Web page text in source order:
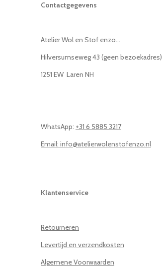
Contactgegevens
Atelier Wol en Stof enzo...
Hilversumseweg 43 (geen bezoekadres)
1251 EW Laren NH
WhatsApp: +31 6 5885 3217
Email: info@atelierwolenstofenzo.nl
Klantenservice
Retourneren
Levertijd en verzendkosten
Algemene Voorwaarden